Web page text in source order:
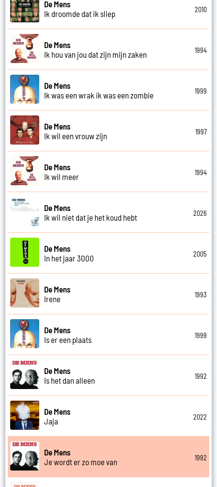
De Mens
Ik droomde dat ik sliep
2010
De Mens
Ik hou van jou dat zijn mijn zaken
1994
De Mens
Ik was een wrak ik was een zombie
1999
De Mens
Ik wil een vrouw zijn
1997
De Mens
Ik wil meer
1994
De Mens
Ik wil niet dat je het koud hebt
2026
De Mens
In het jaar 3000
2005
De Mens
Irene
1993
De Mens
Is er een plaats
1999
De Mens
Is het dan alleen
1992
De Mens
Jaja
2022
De Mens
Je wordt er zo moe van
1992